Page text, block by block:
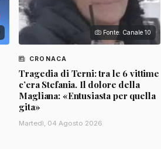
Fonte: Canale 10
CRONACA
Tragedia di Terni: tra le 6 vittime
c’era Stefania. Il dolore della
Magliana: «Entusiasta per quella
gita»
Martedì, 04 Agosto 2026